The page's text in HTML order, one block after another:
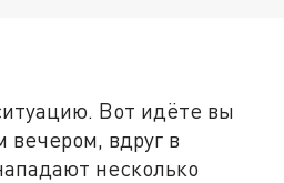
Вот идёте вы
вечером, вдруг в
несколько